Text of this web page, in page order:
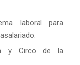
laboral para
y Circo de la